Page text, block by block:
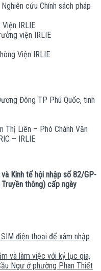
cứu Chính sách pháp
IRLIE
viện IRLIE
Viện IRLIE
Đông TP Phú Quốc, tinh
Thị Liên – Phó Chánh Văn
– IRLIE
Kinh tế hội nhập số 82/GP-
thông) cấp ngày
điện thoại để xâm nhập
và làm việc với kỷ lục gia,
Ngư ở phường Phan Thiết